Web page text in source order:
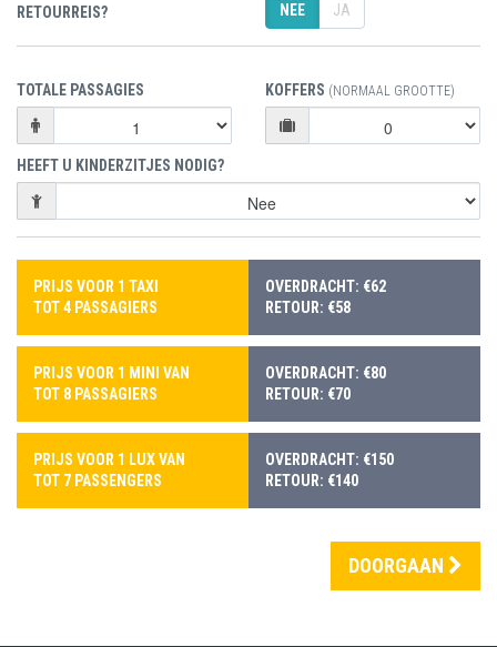
RETOURREIS? NEE JA
TOTALE PASSAGIES KOFFERS (NORMAAL GROOTTE)
HEEFT U KINDERZITJES NODIG?
PRIJS VOOR 1 TAXI
TOT 4 PASSAGIERS
OVERDRACHT: €62
RETOUR: €58
PRIJS VOOR 1 MINI VAN
TOT 8 PASSAGIERS
OVERDRACHT: €80
RETOUR: €70
PRIJS VOOR 1 LUX VAN
TOT 7 PASSENGERS
OVERDRACHT: €150
RETOUR: €140
DOORGAAN